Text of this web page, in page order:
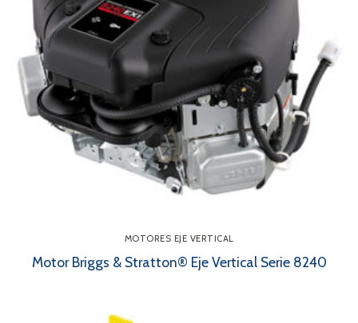
MOTORES EJE VERTICAL
Motor Briggs & Stratton® Eje Vertical Serie 8240